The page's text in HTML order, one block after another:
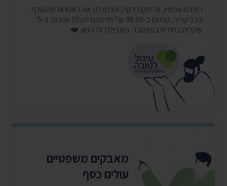
היכנסו עכשיו, זה לוקח דקה, ותרמו לנו את האגורות מהעודף
בכל קנייה. קניתם ב-99.90 ₪? תרמתם לנו 10 אגורות. כ-5
שקלים בחודש במצטבר. בשבילנו זה המון. ❤️
מאבקים משפטיים
עולים כסף